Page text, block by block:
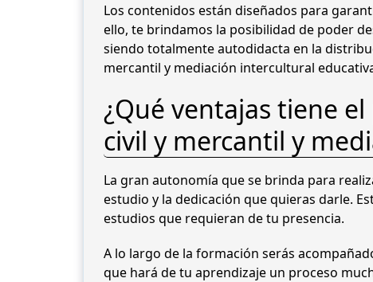
Los contenidos están diseñados para
ello, te brindamos la posibilidad de poder
siendo totalmente autodidacta en la
mercantil y mediación intercultural
¿Qué ventajas tiene
civil y mercantil y
La gran autonomía que se brinda para
estudio y la dedicación que quieras darle.
estudios que requieran de tu presencia.
A lo largo de la formación serás
que hará de tu aprendizaje un proceso